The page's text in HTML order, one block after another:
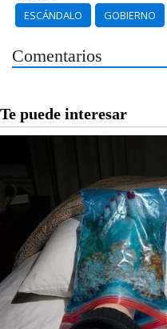
ESCÁNDALO GOBIERNO
Comentarios